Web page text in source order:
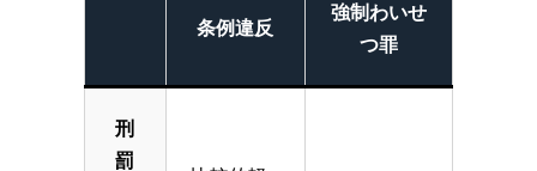
条例違反
強制わいせ
つ罪
刑
罰